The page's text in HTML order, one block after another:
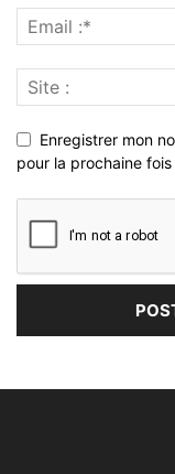
Enregistrer mon
pour la prochaine